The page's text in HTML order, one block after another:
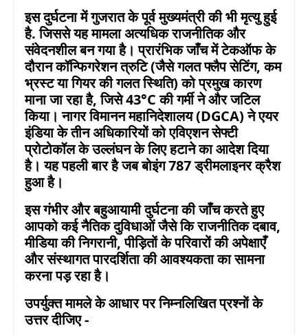
इस दुर्घटना में गुजरात के पूर्व मुख्यमंत्री की भी मृत्यु हुई
है. जिससे यह मामला अत्यधिक राजनीतिक और
संवेदनशील बन गया है। प्रारंभिक जाँच में टेकऑफ के
दौरान कॉन्फिगरेशन त्रुटि (जैसे गलत फ्लैप सेटिंग,कम
भ्रस्ट या गियर की गलत स्थिति) को प्रमुख कारण
माना जा रहा है,जिसे43°Cकी गर्मी ने और जटिल
किया। नागर विमानन महानिदेशालय (DGCA)ने एयर
इंडिया के तीन अधिकारियों को एविएशन सेफ्टी
प्रोटोकॉल के उल्लंघन के लिए हटाने का आदेश दिया
है। यह पहली बार है जब बोइंग787ड्रीमलाइनर क्रैश
हुआ है।
इस गंभीर और बहुआयामी दुर्घटना की जाँच करते हुए
आपको कई नैतिक दुविधाओं जैसे कि राजनीतिक दबाव,
मीडिया की निगरानी,पीड़ितों के परिवारों की अपेक्षाएँ
और संस्थागत पारदर्शिता की आवश्यकता का सामना
करना पड़ रहा है।
उपर्युक्त मामले के आधार पर निम्नलिखित प्रश्नों के
उत्तर दीजिए -